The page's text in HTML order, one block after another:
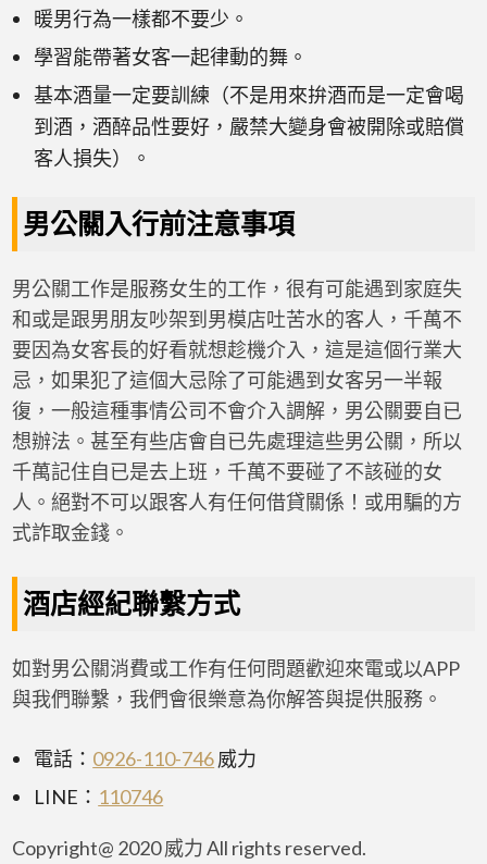
暖男行為一樣都不要少。
學習能帶著女客一起律動的舞。
基本酒量一定要訓練（不是用來拚酒而是一定會喝
到酒，酒醉品性要好，嚴禁大變身會被開除或賠償
客人損失）。
男公關入行前注意事項
男公關工作是服務女生的工作，很有可能遇到家庭失
和或是跟男朋友吵架到男模店吐苦水的客人，千萬不
要因為女客長的好看就想趁機介入，這是這個行業大
忌，如果犯了這個大忌除了可能遇到女客另一半報
復，一般這種事情公司不會介入調解，男公關要自已
想辦法。甚至有些店會自已先處理這些男公關，所以
千萬記住自已是去上班，千萬不要碰了不該碰的女
人。絕對不可以跟客人有任何借貸關係！或用騙的方
式詐取金錢。
酒店經紀聯繫方式
如對男公關消費或工作有任何問題歡迎來電或以APP
與我們聯繫，我們會很樂意為你解答與提供服務。
電話： 0926-110-746威力
LINE： 110746
Copyright@ 2020 威力 All rights reserved.